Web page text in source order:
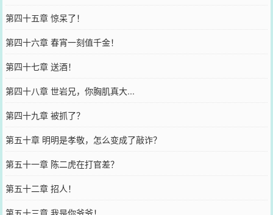
第四十五章 惊呆了！
第四十六章 春宵一刻值千金！
第四十七章 送酒！
第四十八章 世岩兄，你胸肌真大...
第四十九章 被抓了？
第五十章 明明是孝敬，怎么变成了敲诈？
第五十一章 陈二虎在打官差？
第五十二章 招人！
第五十三章 我是你爷爷！